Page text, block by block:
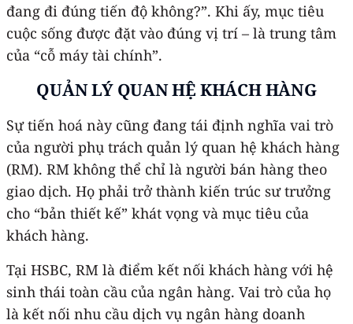
đang đi đúng tiến độ không?”. Khi ấy, mục tiêu
cuộc sống được đặt vào đúng vị trí – là trung tâm
của “cỗ máy tài chính”.
QUẢN LÝ QUAN HỆ KHÁCH HÀNG
Sự tiến hoá này cũng đang tái định nghĩa vai trò
của người phụ trách quản lý quan hệ khách hàng
(RM). RM không thể chỉ là người bán hàng theo
giao dịch. Họ phải trở thành kiến trúc sư trưởng
cho “bản thiết kế” khát vọng và mục tiêu của
khách hàng.
Tại HSBC, RM là điểm kết nối khách hàng với hệ
sinh thái toàn cầu của ngân hàng. Vai trò của họ
là kết nối nhu cầu dịch vụ ngân hàng doanh